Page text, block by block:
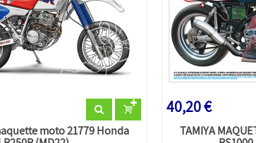
moto 21779 Honda
40,20 €
TAMIYA